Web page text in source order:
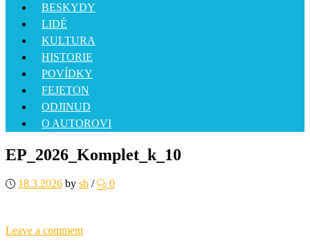
BESKYDY
LIDÉ
KULTURA
HISTORIE
POVÍDKY
FEJETON
ODJINUD
O AUTOROVI
EP_2026_Komplet_k_10
18.3.2026 by sb / 0
Leave a comment